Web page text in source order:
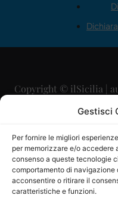
Gestisci
Per fornire le migliori
per memorizzare e/o accedere
consenso a queste tecnologie
comportamento di navigazione
acconsentire o ritirare il
caratteristiche e funzioni.
Copyright © ilSicilia |
Direttore
Direttore